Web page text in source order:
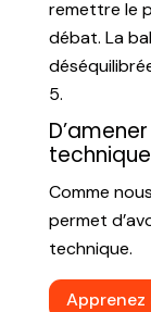
remettre le
débat. La
Comme
permet
technique.
Apprenez